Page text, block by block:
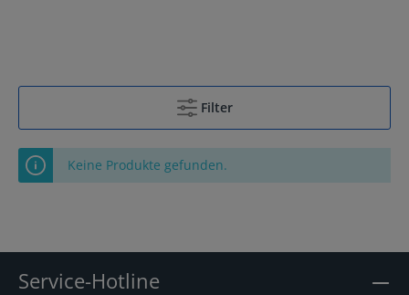
Filter
Keine Produkte gefunden.
Service-Hotline